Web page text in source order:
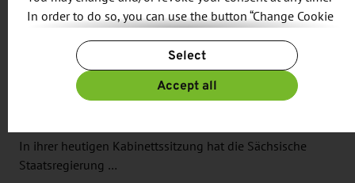
RELATED NEWS
Sachsen unterstützt innovative Projekte
In ihrer heutigen Kabinettssitzung hat die Sächsische
Staatsregierung …
In order to do so, you can use the button “Change Cookie
For more information, please see our
Privacy Policy.
Additional information can be found in our
Imprint
Select
Accept all